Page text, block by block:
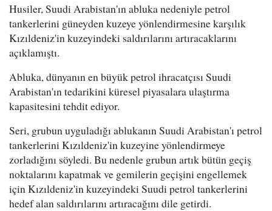
Husiler, Suudi Arabistan'ın abluka nedeniyle petrol
tankerlerini güneyden kuzeye yönlendirmesine karşılık
Kızıldeniz'in kuzeyindeki saldırılarını artıracaklarını
açıklamıştı.
Abluka, dünyanın en büyük petrol ihracatçısı Suudi
Arabistan'ın tedarikini küresel piyasalara ulaştırma
kapasitesini tehdit ediyor.
Seri, grubun uyguladığı ablukanın Suudi Arabistan'ı petrol
tankerlerini Kızıldeniz'in kuzeyine yönlendirmeye
zorladığını söyledi. Bu nedenle grubun artık bütün geçiş
noktalarını kapatmak ve gemilerin geçişini engellemek
için Kızıldeniz'in kuzeyindeki Suudi petrol tankerlerini
hedef alan saldırılarını artıracağını dile getirdi.